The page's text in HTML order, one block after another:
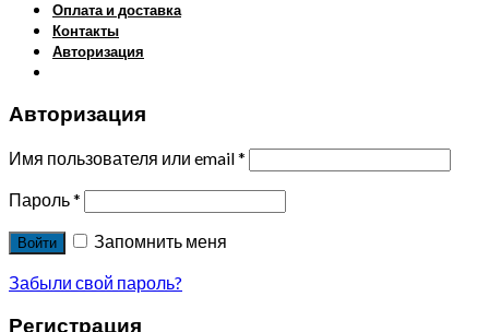
Оплата и доставка
Контакты
Авторизация
Авторизация
Имя пользователя или email*
Пароль*
Войти
Запомнить меня
Забыли свой пароль?
Регистрация